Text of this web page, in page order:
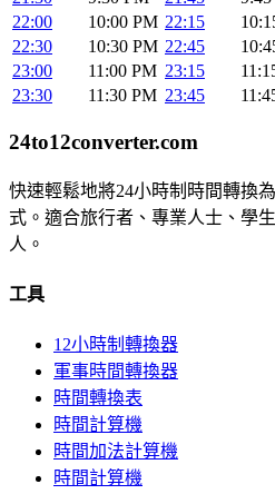
22:00
10:00 PM 22:15
22:30
10:30 PM 22:45
23:00
11:00 PM 23:15
23:30
11:30 PM 23:45
24to12converter.com
快速輕鬆地將24小時制時間轉換
式。適合旅行者、專業人士、學
人。
工具
12小時制轉換器
軍事時間轉換器
時間轉換表
時間計算機
時間加法計算機
時間計算機